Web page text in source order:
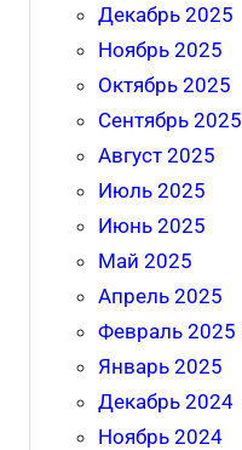
Декабрь 2025
Ноябрь 2025
Октябрь 2025
Сентябрь 2025
Август 2025
Июль 2025
Июнь 2025
Май 2025
Апрель 2025
Февраль 2025
Январь 2025
Декабрь 2024
Ноябрь 2024